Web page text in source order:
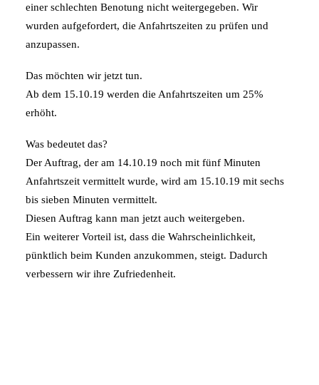
einer schlechten Benotung nicht weitergegeben. Wir
wurden aufgefordert, die Anfahrtszeiten zu prüfen und
anzupassen.
Das möchten wir jetzt tun.
Ab dem 15.10.19 werden die Anfahrtszeiten um 25%
erhöht.
Was bedeutet das?
Der Auftrag, der am 14.10.19 noch mit fünf Minuten
Anfahrtszeit vermittelt wurde, wird am 15.10.19 mit sechs
bis sieben Minuten vermittelt.
Diesen Auftrag kann man jetzt auch weitergeben.
Ein weiterer Vorteil ist, dass die Wahrscheinlichkeit,
pünktlich beim Kunden anzukommen, steigt. Dadurch
verbessern wir ihre Zufriedenheit.